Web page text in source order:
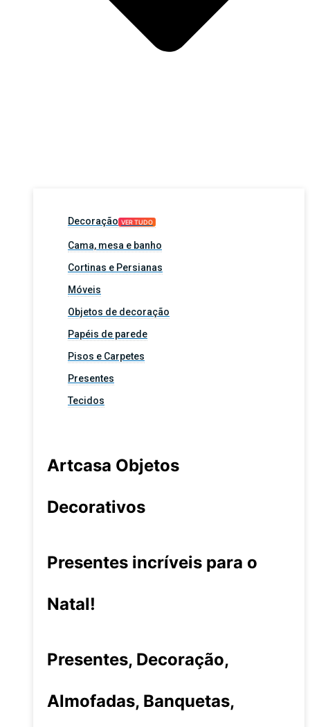
Decoração VER TUDO
Cama, mesa e banho
Cortinas e Persianas
Móveis
Objetos de decoração
Papéis de parede
Pisos e Carpetes
Presentes
Tecidos
Artcasa Objetos
Decorativos
Presentes incríveis para o
Natal!
Presentes, Decoração,
Almofadas, Banquetas,